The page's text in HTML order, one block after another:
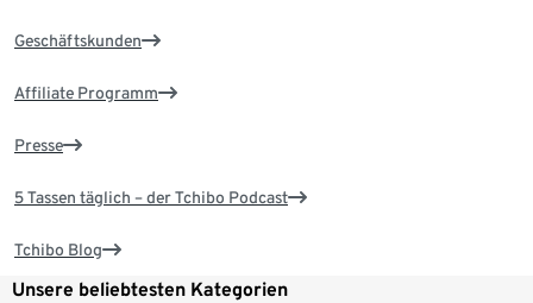
Geschäftskunden
Affiliate Programm
Presse
5 Tassen täglich – der Tchibo Podcast
Tchibo Blog
Unsere beliebtesten Kategorien